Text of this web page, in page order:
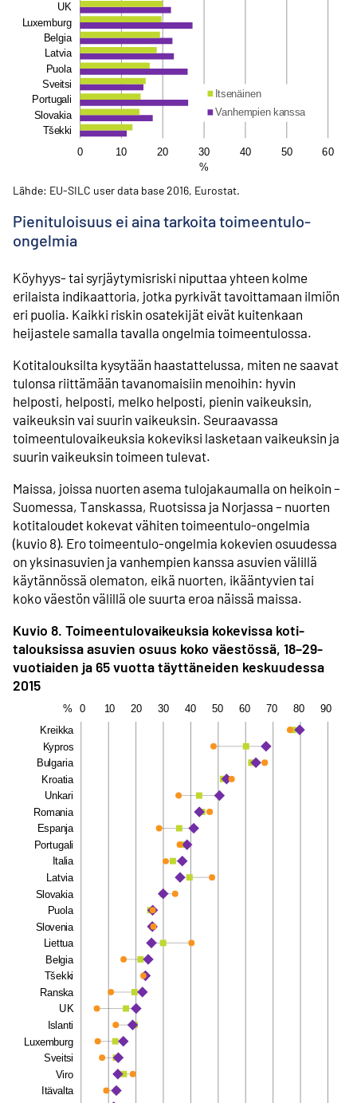
Lähde: EU-SILC user data base 2016, Eurostat.
Pienituloisuus ei aina tarkoita toimeentulo-
ongelmia
Köyhyys- tai syrjäytymis­riski niputtaa yhteen kolme
erilaista ­indikaattoria, jotka pyrkivät tavoittamaan ilmiön
eri puolia. Kaikki riskin osa­tekijät eivät kuitenkaan
heijastele samalla tavalla ongelmia toimeen­tulossa.
Kotitalouksilta kysytään haastattelussa, miten ne saavat
tulonsa riittämään tavan­omaisiin menoihin: hyvin
helposti, helposti, melko helposti, pienin vaikeuksin,
vaikeuksin vai suurin vaikeuksin. Seuraavassa
toimeentulo­vaikeuksia kokeviksi lasketaan vaikeuksin ja
suurin vaikeuksin toimeen tulevat.
Maissa, joissa nuorten asema tulo­jakaumalla on heikoin –
Suomessa, Tanskassa, Ruotsissa ja Norjassa – nuorten
koti­taloudet kokevat vähiten toimeentulo-ongelmia
(kuvio 8). Ero toimeentulo-ongelmia kokevien osuudessa
on yksin­asuvien ja vanhempien kanssa asuvien välillä
käytännössä olematon, eikä nuorten, ikääntyvien tai
koko väestön välillä ole suurta eroa näissä maissa.
Kuvio 8. Toimeentulo­vaikeuksia kokevissa koti­
talouksissa asuvien osuus koko väestössä, 18–29-
vuotiaiden ja 65 vuotta täyttäneiden keskuudessa
2015